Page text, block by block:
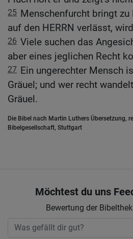
25 Menschenfurcht bringt zu
auf den HERRN verlässt,
26 Viele suchen das
aber eines jeglichen Recht
27 Ein ungerechter Mensch
Gräuel; und wer recht
Gräuel.
Die Bibel nach Martin Luthers Übersetzung,
Bibelgesellschaft, Stuttgart
Möchtest du uns
Bewertung der Bibelthek